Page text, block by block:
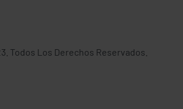
Todos Los Derechos Reservados.